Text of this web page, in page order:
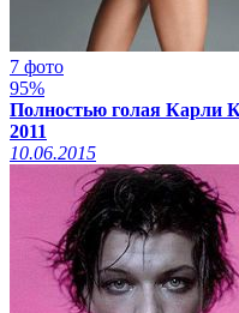
7 фото
95%
Полностью голая Карли
2011
10.06.2015